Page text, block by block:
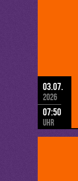
03.07.
2026
07:50
Uhr